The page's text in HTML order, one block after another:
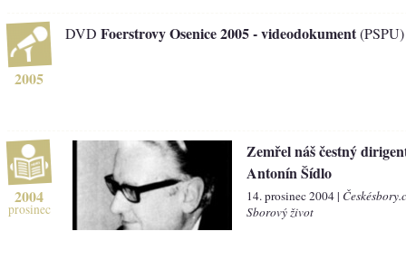
2005
DVD Foerstrovy Osenice 2005 - videodokument(PSPU)
2004
prosinec
Zemřel náš čestný
Antonín Šídlo
14. prosinec 2004 |
Sborový život